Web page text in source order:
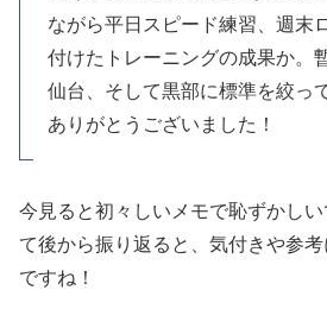
ながら平日スピード練習、週末
付けたトレーニングの成果か。
仙台、そして黒部に標準を絞っ
ありがとうございました！
今見ると初々しいメモで恥ずかし
て後から振り返ると、気付きや参
ですね！